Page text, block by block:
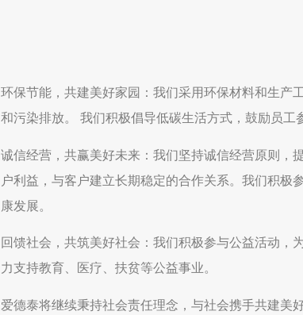
环保节能，共建美好家园：我们采用环保材料和生产
和污染排放。 我们积极倡导低碳生活方式，鼓励员工
诚信经营，共赢美好未来：我们坚持诚信经营原则，
户利益，与客户建立长期稳定的合作关系。我们积极
康发展。
回馈社会，共筑美好社会：我们积极参与公益活动，
力支持教育、医疗、扶贫等公益事业。
爱德泰将继续秉持社会责任理念，与社会携手共建美